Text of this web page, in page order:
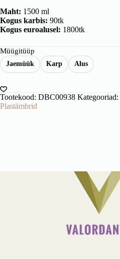
Maht: 1500 ml
Kogus karbis: 90tk
Kogus euroalusel: 1800tk
Müügitüüp
Jaemüük Karp Alus
Tootekood: DBC00938 Kategooriad:
Plastämbrid